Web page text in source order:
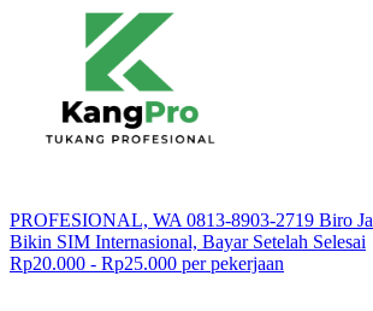
PROFESIONAL, WA 0813-8903-2719 Biro
Bikin SIM Internasional, Bayar Setelah Selesai
Rp20.000 - Rp25.000 per pekerjaan